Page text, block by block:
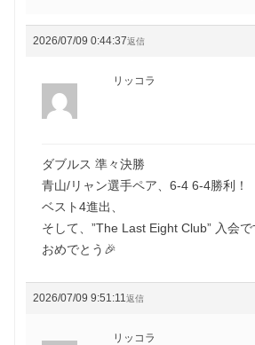
2026/07/09 0:44:37返信
リッコラ
ダブルス 準々決勝
青山/リャン選手ペア、6-4 6-4勝利！
ベスト4進出、
そして、”The Last Eight Club” 入会で
おめでとう🎉
2026/07/09 9:51:11返信
リッコラ